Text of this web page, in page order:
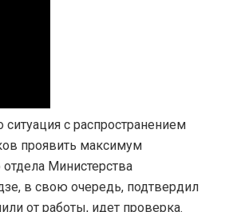
с распространением
проявить максимум
Министерства
в свою очередь, подтвердил
от работы, идет проверка.